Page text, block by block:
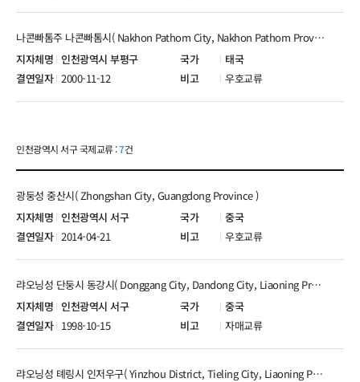
인천광역시 부평구 태국
나콘빠톰주 나콘빠톰시( Nakhon Pathom City, Nakhon Pathom Province )
2000-11-12 우호교류
인천광역시 서구 국제교류 :7건
인천광역시 서구 중국
광둥성 중산시( Zhongshan City, Guangdong Province )
2014-04-21 우호교류
인천광역시 서구 중국
랴오닝성 단둥시 동강시( Donggang City, Dandong City, Liaoning Province )
1998-10-15 자매교류
랴오닝성 톄링시 인저우구( Yinzhou District, Tieling City, Liaoning Province )